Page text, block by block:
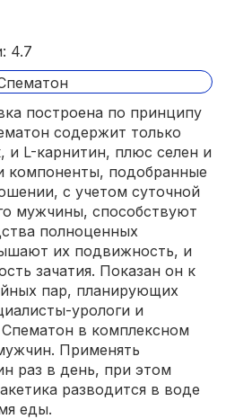
4.7
построена по принципу
содержит только
L-карнитин, плюс селен и
компоненты, подобранные
с учетом суточной
мужчины, способствуют
полноценных
их подвижность, и
зачатия. Показан он к
пар, планирующих
урологи и
в комплексном
Применять
раз в день, при этом
разводится в воде
еды.